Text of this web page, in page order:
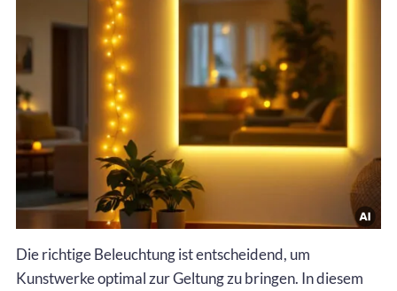
Die richtige Beleuchtung ist entscheidend, um
Kunstwerke optimal zur Geltung zu bringen. In diesem